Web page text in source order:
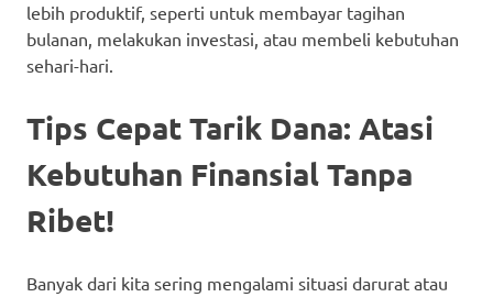
lebih produktif, seperti untuk membayar tagihan
bulanan, melakukan investasi, atau membeli kebutuhan
sehari-hari.
Tips Cepat Tarik Dana: Atasi
Kebutuhan Finansial Tanpa
Ribet!
Banyak dari kita sering mengalami situasi darurat atau